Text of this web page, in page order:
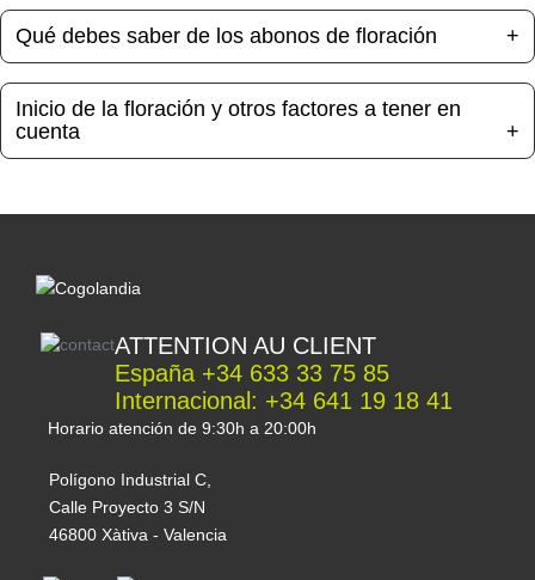
Qué debes saber de los abonos de floración
Inicio de la floración y otros factores a tener en
cuenta
ATTENTION AU CLIENT
España +34 633 33 75 85
Internacional: +34 641 19 18 41
Horario atención de 9:30h a 20:00h
Polígono Industrial C,
Calle Proyecto 3 S/N
46800 Xàtiva - Valencia